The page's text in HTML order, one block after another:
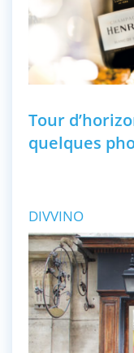
Tour
quelques
DIVVINO